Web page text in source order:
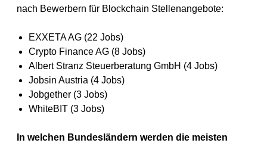
nach Bewerbern für Blockchain Stellenangebote:
EXXETA AG (22 Jobs)
Crypto Finance AG (8 Jobs)
Albert Stranz Steuerberatung GmbH (4 Jobs)
Jobsin Austria (4 Jobs)
Jobgether (3 Jobs)
WhiteBIT (3 Jobs)
In welchen Bundesländern werden die meisten